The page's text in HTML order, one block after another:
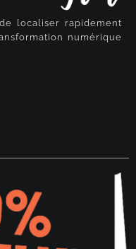
localiser rapidement
numérique